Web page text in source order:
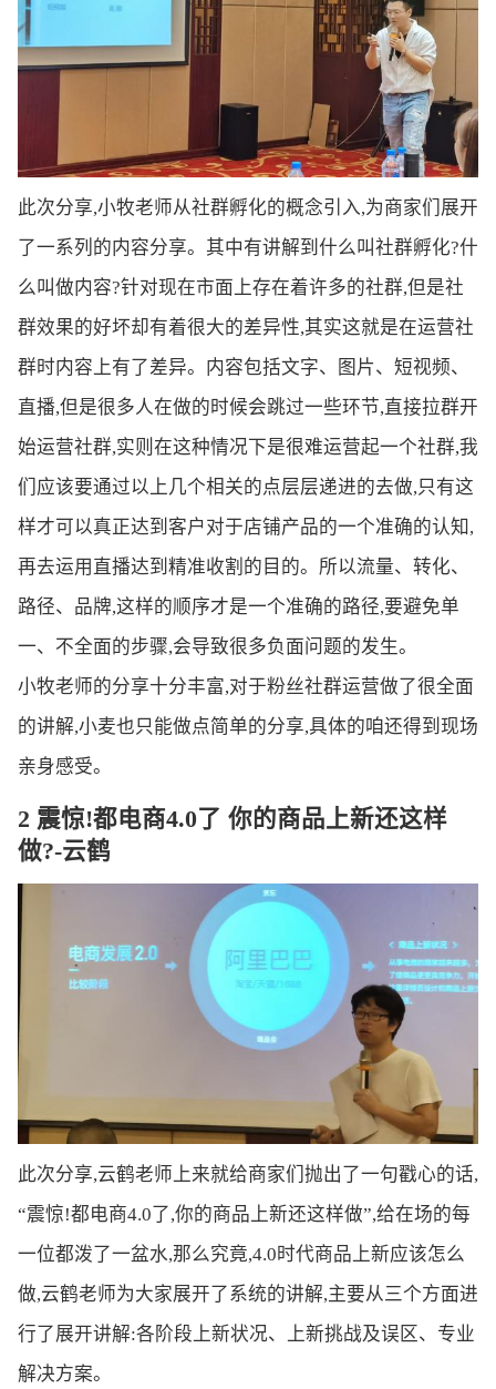
此次分享,小牧老师从社群孵化的概念引入,为商家们展开
了一系列的内容分享。其中有讲解到什么叫社群孵化?什
么叫做内容?针对现在市面上存在着许多的社群,但是社
群效果的好坏却有着很大的差异性,其实这就是在运营社
群时内容上有了差异。内容包括文字、图片、短视频、
直播,但是很多人在做的时候会跳过一些环节,直接拉群开
始运营社群,实则在这种情况下是很难运营起一个社群,我
们应该要通过以上几个相关的点层层递进的去做,只有这
样才可以真正达到客户对于店铺产品的一个准确的认知,
再去运用直播达到精准收割的目的。所以流量、转化、
路径、品牌,这样的顺序才是一个准确的路径,要避免单
一、不全面的步骤,会导致很多负面问题的发生。
小牧老师的分享十分丰富,对于粉丝社群运营做了很全面
的讲解,小麦也只能做点简单的分享,具体的咱还得到现场
亲身感受。
2 震惊!都电商4.0了 你的商品上新还这样
做?-云鹤
此次分享,云鹤老师上来就给商家们抛出了一句戳心的话,
“震惊!都电商4.0了,你的商品上新还这样做”,给在场的每
一位都泼了一盆水,那么究竟,4.0时代商品上新应该怎么
做,云鹤老师为大家展开了系统的讲解,主要从三个方面进
行了展开讲解:各阶段上新状况、上新挑战及误区、专业
解决方案。